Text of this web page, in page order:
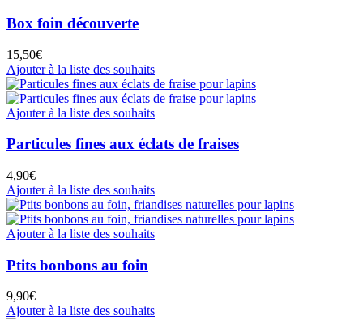
Box foin découverte
15,50€
Ajouter à la liste des souhaits
Ajouter à la liste des souhaits
Particules fines aux éclats de fraises
4,90€
Ajouter à la liste des souhaits
Ajouter à la liste des souhaits
Ptits bonbons au foin
9,90€
Ajouter à la liste des souhaits